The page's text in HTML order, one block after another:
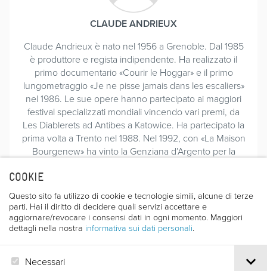
COOKIE
Questo sito fa utilizzo di cookie e tecnologie simili, alcune di terze
parti. Hai il diritto di decidere quali servizi accettare e
aggiornare/revocare i consensi dati in ogni momento. Maggiori
dettagli nella nostra informativa sui dati personali.
Necessari
CLAUDE ANDRIEUX
Claude Andrieux è nato nel 1956 a Grenoble. Dal 1985
è produttore e regista indipendente. Ha realizzato il
primo documentario «Courir le Hoggar» e il primo
lungometraggio «Je ne pisse jamais dans les escaliers»
nel 1986. Le sue opere hanno partecipato ai maggiori
festival specializzati mondiali vincendo vari premi, da
Les Diablerets ad Antibes a Katowice. Ha partecipato la
prima volta a Trento nel 1988. Nel 1992, con «La Maison
Bourgenew» ha vinto la Genziana d’Argento per la
CATALOGO 1991 - 39^ - pag. 56
CATALOGO 1992 - 40^ - pag. 63 (Genz. d’Argento
migliore opera di montagna)
CATALOGO 1993 - 41^ - pag. 70
CATALOGO 1994 - 42^ - pag. 58
CATALOGO 1997 - 45^ - pag. 96 - Premio del C.A.I. -